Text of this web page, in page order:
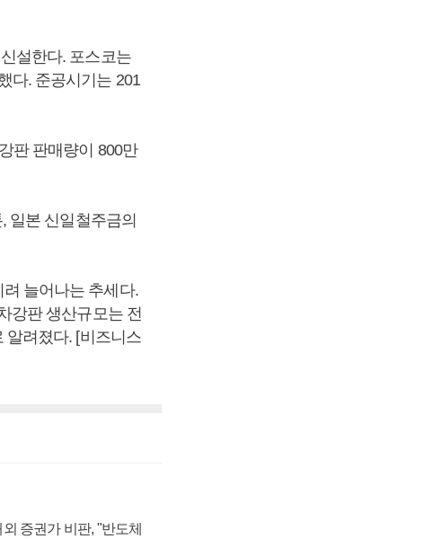
설한다. 포스코는
다. 준공시기는 201
판 판매량이 800만
일본 신일철주금의
늘어나는 추세다.
강판 생산규모는 전
알려졌다. [비즈니스
증권가 비판, "반도체